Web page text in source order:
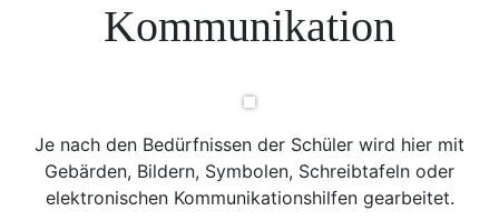
Kommunikation
Je nach den Bedürfnissen der Schüler wird hier mit
Gebärden, Bildern, Symbolen, Schreibtafeln oder
elektronischen Kommunikationshilfen gearbeitet.